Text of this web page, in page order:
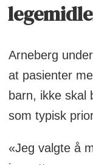
Arneberg
at pasienter
barn, ikke skal
som typisk
«Jeg valgte å